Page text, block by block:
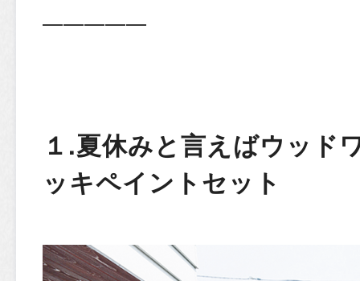
—————
１.夏休みと言えばウッド
ッキペイントセット